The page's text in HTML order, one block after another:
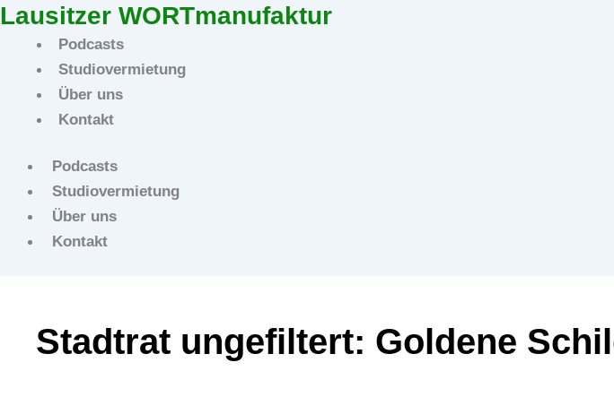
Lausitzer WORTmanufaktur
Podcasts
Studiovermietung
Über uns
Kontakt
Podcasts
Studiovermietung
Über uns
Kontakt
Stadtrat ungefiltert: Goldene